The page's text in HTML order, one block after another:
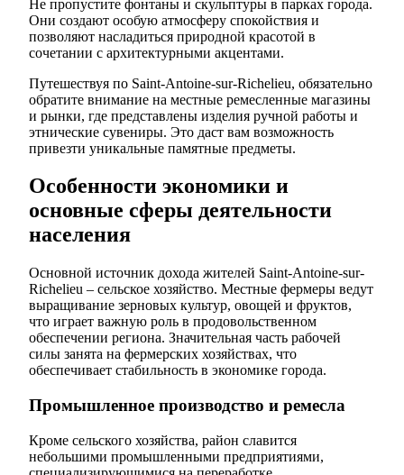
Не пропустите фонтаны и скульптуры в парках города.
Они создают особую атмосферу спокойствия и
позволяют насладиться природной красотой в
сочетании с архитектурными акцентами.
Путешествуя по Saint-Antoine-sur-Richelieu, обязательно
обратите внимание на местные ремесленные магазины
и рынки, где представлены изделия ручной работы и
этнические сувениры. Это даст вам возможность
привезти уникальные памятные предметы.
Особенности экономики и
основные сферы деятельности
населения
Основной источник дохода жителей Saint-Antoine-sur-
Richelieu – сельское хозяйство. Местные фермеры ведут
выращивание зерновых культур, овощей и фруктов,
что играет важную роль в продовольственном
обеспечении региона. Значительная часть рабочей
силы занята на фермерских хозяйствах, что
обеспечивает стабильность в экономике города.
Промышленное производство и ремесла
Кроме сельского хозяйства, район славится
небольшими промышленными предприятиями,